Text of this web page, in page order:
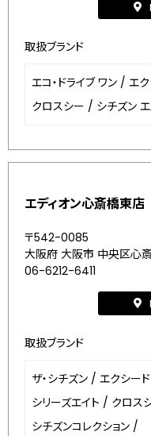
取扱ブランド
エコ・ドライブ ワン / エ
クロスシー / シチズン
エディオン心斎橋東店
〒542-0085
大阪府 大阪市 中央区心
06-6212-6411
取扱ブランド
ザ・シチズン / エクシード
シリーズエイト / クロス
シチズンコレクション /